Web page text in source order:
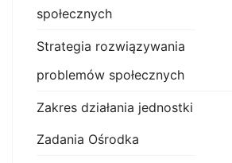
społecznych
Strategia rozwiązywania
problemów społecznych
Zakres działania jednostki
Zadania Ośrodka